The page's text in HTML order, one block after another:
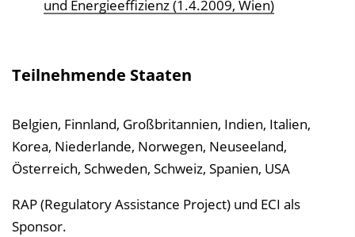
und Energieeffizienz (1.4.2009, Wien)
Teilnehmende Staaten
Belgien, Finnland, Großbritannien, Indien, Italien,
Korea, Niederlande, Norwegen, Neuseeland,
Österreich, Schweden, Schweiz, Spanien, USA
RAP (Regulatory Assistance Project) und ECI als
Sponsor.